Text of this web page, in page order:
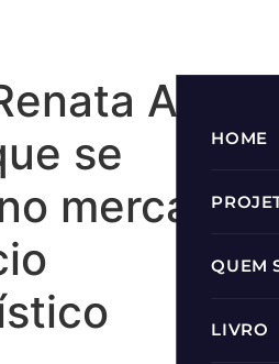
HOME
QUEM
LIVRO
Alves,
se
mercado